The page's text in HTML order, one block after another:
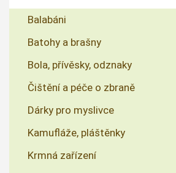
Balabáni
Batohy a brašny
Bola, přívěsky, odznaky
Čištění a péče o zbraně
Dárky pro myslivce
Kamufláže, pláštěnky
Krmná zařízení